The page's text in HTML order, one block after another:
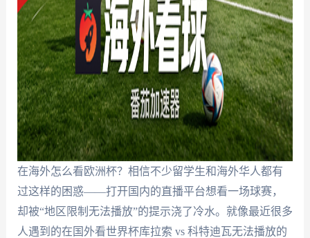
在海外怎么看欧洲杯？相信不少留学生和海外华人都有
过这样的困惑——打开国内的直播平台想看一场球赛，
却被“地区限制无法播放”的提示浇了冷水。就像最近很多
人遇到的在国外看世界杯库拉索 vs 科特迪瓦无法播放的